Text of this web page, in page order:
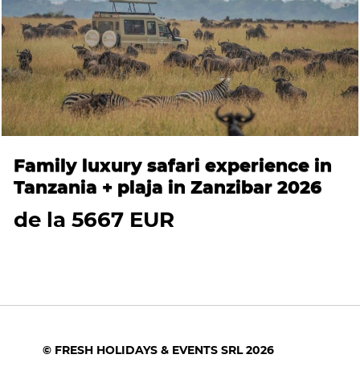
Family luxury safari experience in
Tanzania + plaja in Zanzibar 2026
de la 5667 EUR
© FRESH HOLIDAYS & EVENTS SRL 2026